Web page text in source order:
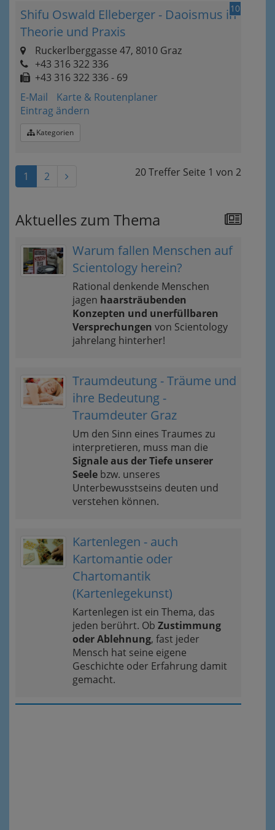
10
Shifu Oswald Elleberger - Daoismus in
Theorie und Praxis
Ruckerlberggasse 47, 8010 Graz
+43 316 322 336
+43 316 322 336 - 69
E-Mail
Karte & Routenplaner
Eintrag ändern
Kategorien
20 Treffer Seite 1 von 2
1 2
Aktuelles zum Thema
Warum fallen Menschen auf
Scientology herein?
Rational denkende Menschen
jagen haarsträubenden
Konzepten und unerfüllbaren
Versprechungen von Scientology
jahrelang hinterher!
Traumdeutung - Träume und
ihre Bedeutung -
Traumdeuter Graz
Um den Sinn eines Traumes zu
interpretieren, muss man die
Signale aus der Tiefe unserer
Seele bzw. unseres
Unterbewusstseins deuten und
verstehen können.
Kartenlegen - auch
Kartomantie oder
Chartomantik
(Kartenlegekunst)
Kartenlegen ist ein Thema, das
jeden berührt. Ob Zustimmung
oder Ablehnung, fast jeder
Mensch hat seine eigene
Geschichte oder Erfahrung damit
gemacht.